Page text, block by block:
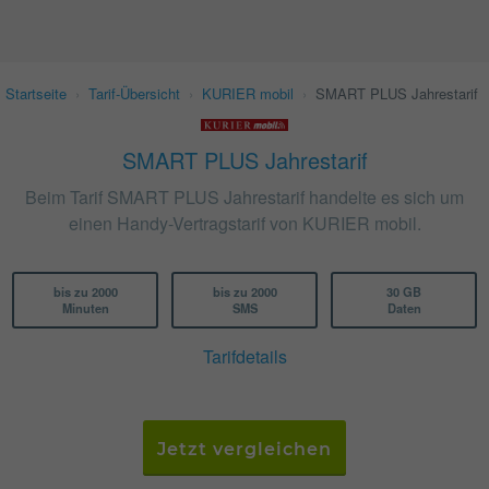
Startseite Tarif-Übersicht KURIER mobil SMART PLUS Jahrestarif
SMART PLUS Jahrestarif
Beim Tarif SMART PLUS Jahrestarif handelte es sich um
einen Handy-Vertragstarif von KURIER mobil.
bis zu 2000
Minuten
bis zu 2000
SMS
30 GB
Daten
Tarifdetails
Jetzt vergleichen